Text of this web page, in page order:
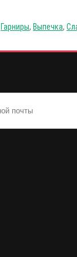
Гарниры, Выпечка,